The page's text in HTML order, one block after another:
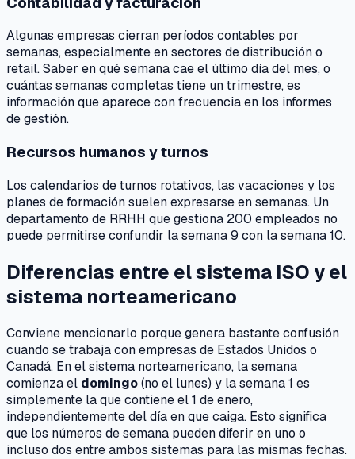
Algunas empresas cierran períodos contables por
semanas, especialmente en sectores de distribución o
retail. Saber en qué semana cae el último día del mes, o
cuántas semanas completas tiene un trimestre, es
información que aparece con frecuencia en los informes
de gestión.
Recursos humanos y turnos
Los calendarios de turnos rotativos, las vacaciones y los
planes de formación suelen expresarse en semanas. Un
departamento de RRHH que gestiona 200 empleados no
puede permitirse confundir la semana 9 con la semana 10.
Diferencias entre el sistema ISO y el
sistema norteamericano
Conviene mencionarlo porque genera bastante confusión
cuando se trabaja con empresas de Estados Unidos o
Canadá. En el sistema norteamericano, la semana
comienza el domingo(no el lunes) y la semana 1 es
simplemente la que contiene el 1 de enero,
independientemente del día en que caiga. Esto significa
que los números de semana pueden diferir en uno o
incluso dos entre ambos sistemas para las mismas fechas.